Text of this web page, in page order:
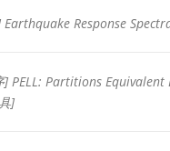
Response
PELL: Partitions Equivalent
]